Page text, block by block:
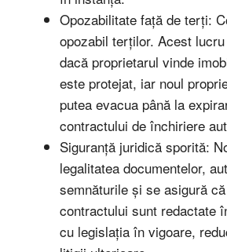
Opozabilitate față de terți:
opozabil terților. Acest
dacă proprietarul vinde
este protejat, iar noul
putea evacua până la
contractului de închiriere
Siguranță juridică sporită:
legalitatea documentelor,
semnăturile și se asigură
contractului sunt redactate
cu legislația în vigoare,